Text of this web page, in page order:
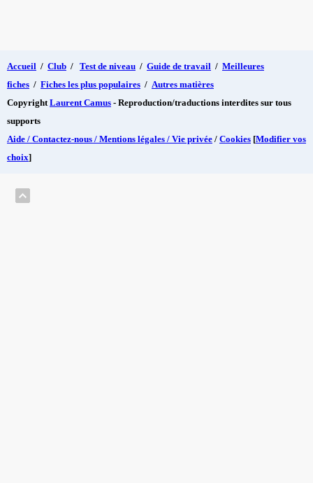
Accueil / Club / Test de niveau / Guide de travail / Meilleures
fiches / Fiches les plus populaires / Autres matières
Copyright Laurent Camus - Reproduction/traductions interdites sur tous
supports
Aide / Contactez-nous / Mentions légales / Vie privée / Cookies [Modifier vos
choix]